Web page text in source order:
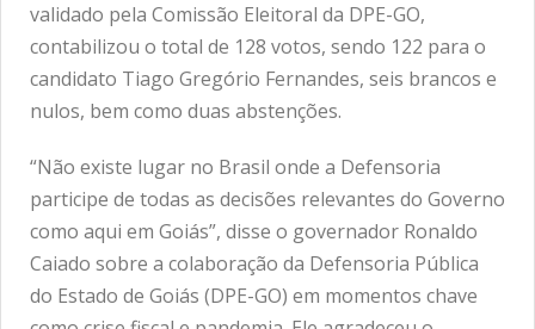
validado pela Comissão Eleitoral da DPE-GO,
contabilizou o total de 128 votos, sendo 122 para o
candidato Tiago Gregório Fernandes, seis brancos e
nulos, bem como duas abstenções.
“Não existe lugar no Brasil onde a Defensoria
participe de todas as decisões relevantes do Governo
como aqui em Goiás”, disse o governador Ronaldo
Caiado sobre a colaboração da Defensoria Pública
do Estado de Goiás (DPE-GO) em momentos chave